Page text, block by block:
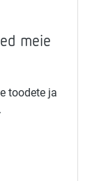
meie
toodete ja